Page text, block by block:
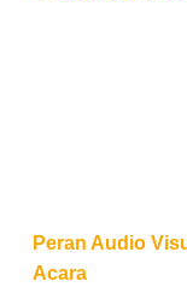
Peran Audio
Acara